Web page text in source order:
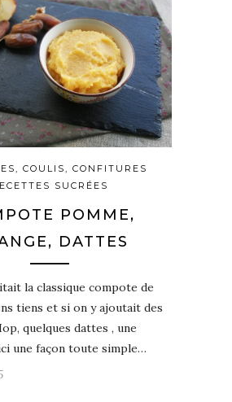
COULIS, CONFITURES
SUCRÉES
POMME,
DATTES
la classique compote de
tiens et si on y ajoutait des
quelques dattes , une
une façon toute simple…